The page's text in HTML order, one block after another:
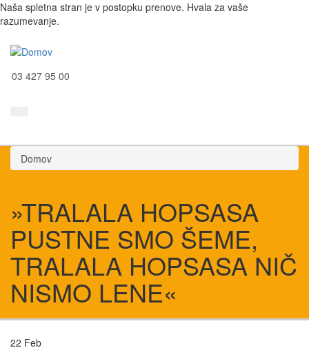
Naša spletna stran je v postopku prenove. Hvala za vaše
razumevanje.
03 427 95 00
Domov
»TRALALA HOPSASA
PUSTNE SMO ŠEME,
TRALALA HOPSASA NIČ
NISMO LENE«
22 Feb